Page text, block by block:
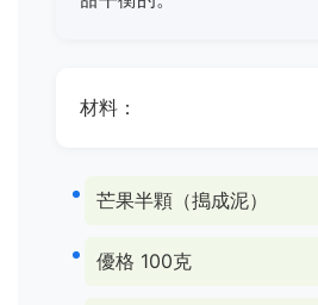
材料：
芒果半顆（搗成泥）
優格 100克